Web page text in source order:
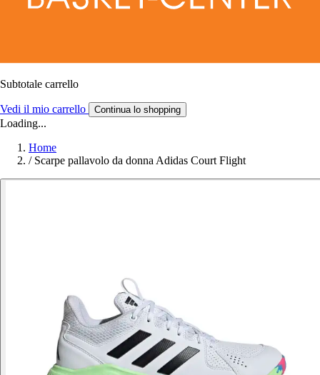
Subtotale carrello
Vedi il mio carrello Continua lo shopping
Loading...
Home
/ Scarpe pallavolo da donna Adidas Court Flight